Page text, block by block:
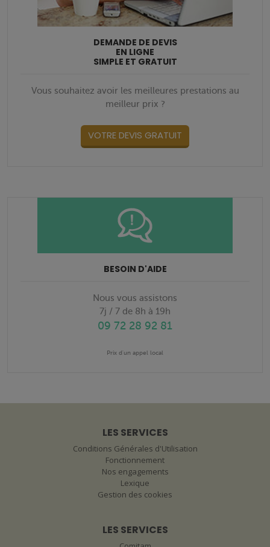
DEMANDE DE DEVIS
EN LIGNE
SIMPLE ET GRATUIT
Vous souhaitez avoir les meilleures prestations au
meilleur prix ?
VOTRE DEVIS GRATUIT
BESOIN D'AIDE
Nous vous assistons
7j / 7 de 8h à 19h
09 72 28 92 81
Prix d'un appel local
LES SERVICES
Conditions Générales d'Utilisation
Fonctionnement
Nos engagements
Lexique
Gestion des cookies
LES SERVICES